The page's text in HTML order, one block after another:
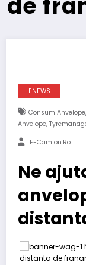
ENEWS
Consum Anvelope,
Anvelope,
E-Camion.ro
Ne